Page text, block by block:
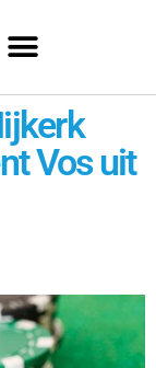
Vos uit